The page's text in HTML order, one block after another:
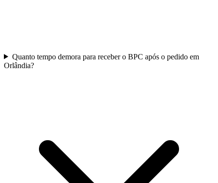
Quanto tempo demora para receber o BPC após o pedido em
Orlândia?